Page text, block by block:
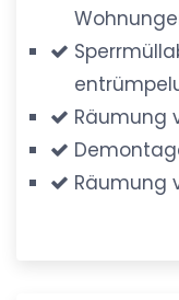
Räumung
Räumung